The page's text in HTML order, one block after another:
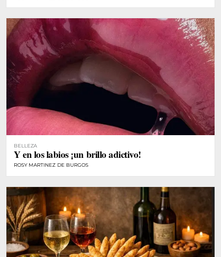
BELLEZA
Y en los labios ¡un brillo adictivo!
ROSY MARTINEZ DE BURGOS